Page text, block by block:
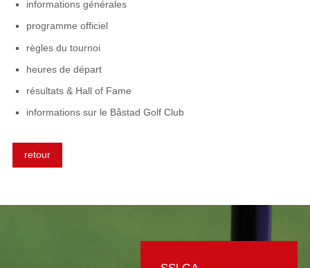
informations générales
programme officiel
règles du tournoi
heures de départ
résultats & Hall of Fame
informations sur le Båstad Golf Club
retour